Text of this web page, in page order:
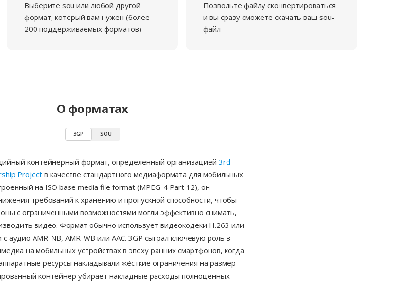
Выберите sou или любой другой
формат, который вам нужен (более
200 поддерживаемых форматов)
Позвольте файлу сконвертироваться
и вы сразу сможете скачать ваш sou-
файл
О форматах
3GP SOU
контейнерный формат, определённый организацией 3rd
Project в качестве стандартного медиаформата для мобильных
на ISO base media file format (MPEG-4 Part 12), он
требований к хранению и пропускной способности, чтобы
с ограниченными возможностями могли эффективно снимать,
видео. Формат обычно использует видеокодеки H.263 или
с аудио AMR-NB, AMR-WB или AAC. 3GP сыграл ключевую роль в
на мобильных устройствах в эпоху ранних смартфонов, когда
ресурсы накладывали жёсткие ограничения на размер
контейнер убирает накладные расходы полноценных